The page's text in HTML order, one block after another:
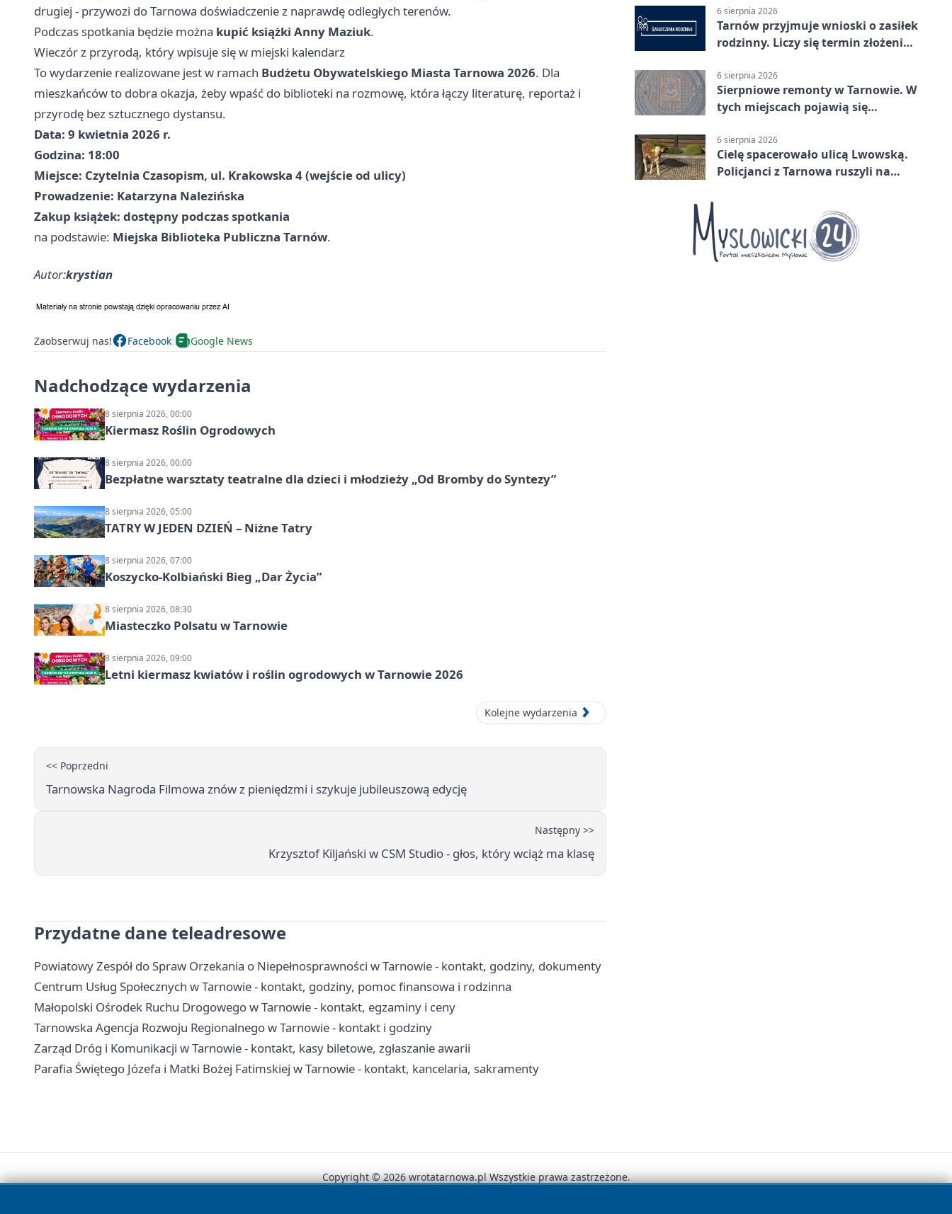
drugiej - przywozi do Tarnowa doświadczenie z naprawdę odległych terenów.
Podczas spotkania będzie można kupić książki Anny Maziuk.
Wieczór z przyrodą, który wpisuje się w miejski kalendarz
To wydarzenie realizowane jest w ramach Budżetu Obywatelskiego Miasta Tarnowa 2026. Dla
mieszkańców to dobra okazja, żeby wpaść do biblioteki na rozmowę, która łączy literaturę, reportaż i
przyrodę bez sztucznego dystansu.
Data: 9 kwietnia 2026 r.
Godzina: 18:00
Miejsce: Czytelnia Czasopism, ul. Krakowska 4 (wejście od ulicy)
Prowadzenie: Katarzyna Nalezińska
Zakup książek: dostępny podczas spotkania
na podstawie: Miejska Biblioteka Publiczna Tarnów.
Autor:krystian
Zaobserwuj nas! Facebook Google News
Nadchodzące wydarzenia
8 sierpnia 2026, 00:00
Kiermasz Roślin Ogrodowych
8 sierpnia 2026, 00:00
Bezpłatne warsztaty teatralne dla dzieci i młodzieży „Od Bromby do Syntezy”
8 sierpnia 2026, 05:00
TATRY W JEDEN DZIEŃ – Niżne Tatry
8 sierpnia 2026, 07:00
Koszycko-Kolbiański Bieg „Dar Życia”
8 sierpnia 2026, 08:30
Miasteczko Polsatu w Tarnowie
8 sierpnia 2026, 09:00
Letni kiermasz kwiatów i roślin ogrodowych w Tarnowie 2026
Kolejne wydarzenia
<< Poprzedni
Tarnowska Nagroda Filmowa znów z pieniędzmi i szykuje jubileuszową edycję
Następny >>
Krzysztof Kiljański w CSM Studio - głos, który wciąż ma klasę
Przydatne dane teleadresowe
Powiatowy Zespół do Spraw Orzekania o Niepełnosprawności w Tarnowie - kontakt, godziny, dokumenty
Centrum Usług Społecznych w Tarnowie - kontakt, godziny, pomoc finansowa i rodzinna
Małopolski Ośrodek Ruchu Drogowego w Tarnowie - kontakt, egzaminy i ceny
Tarnowska Agencja Rozwoju Regionalnego w Tarnowie - kontakt i godziny
Zarząd Dróg i Komunikacji w Tarnowie - kontakt, kasy biletowe, zgłaszanie awarii
Parafia Świętego Józefa i Matki Bożej Fatimskiej w Tarnowie - kontakt, kancelaria, sakramenty
6 sierpnia 2026
Tarnów przyjmuje wnioski o zasiłek
rodzinny. Liczy się termin złożenia
6 sierpnia 2026
Sierpniowe remonty w Tarnowie. W
tych miejscach pojawią się
6 sierpnia 2026
Cielę spacerowało ulicą Lwowską.
Policjanci z Tarnowa ruszyli na
Copyright © 2026 wrotatarnowa.pl Wszystkie prawa zastrzeżone.